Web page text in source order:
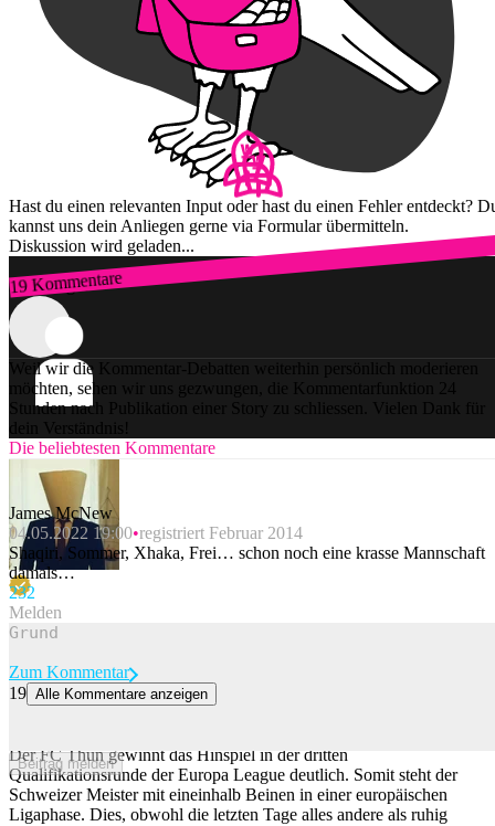
Hast du einen relevanten Input oder hast du einen Fehler entdeckt?
kannst uns dein Anliegen gerne via Formular übermitteln.
Diskussion wird geladen...
19 Kommentare
Zum Login
Weil wir die Kommentar-Debatten weiterhin persönlich moderieren
möchten, sehen wir uns gezwungen, die Kommentarfunktion 24
Stunden nach Publikation einer Story zu schliessen. Vielen Dank für
dein Verständnis!
Die beliebtesten Kommentare
James McNew
04.05.2022 19:00 registriert Februar 2014
Shaqiri, Sommer, Xhaka, Frei… schon noch eine krasse Mannschaft
damals…
232
Melden
Beitrag melden
Zum Kommentar
19 Alle Kommentare anzeigen
Der FC Thun gewinnt das Hinspiel in der dritten
Qualifikationsrunde der Europa League deutlich. Somit steht der
Schweizer Meister mit eineinhalb Beinen in einer europäischen
Ligaphase. Dies, obwohl die letzten Tage alles andere als ruhig